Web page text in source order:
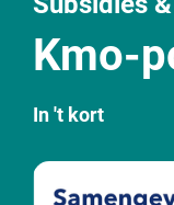
Kmo-
In 't kort